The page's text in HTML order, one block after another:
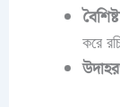
করে